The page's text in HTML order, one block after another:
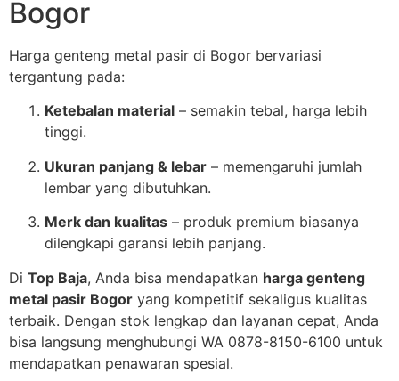
Bogor
Harga genteng metal pasir di Bogor bervariasi
tergantung pada:
Ketebalan material – semakin tebal, harga lebih
tinggi.
Ukuran panjang & lebar – memengaruhi jumlah
lembar yang dibutuhkan.
Merk dan kualitas – produk premium biasanya
dilengkapi garansi lebih panjang.
Di Top Baja, Anda bisa mendapatkan harga genteng
metal pasir Bogor yang kompetitif sekaligus kualitas
terbaik. Dengan stok lengkap dan layanan cepat, Anda
bisa langsung menghubungi WA 0878-8150-6100 untuk
mendapatkan penawaran spesial.